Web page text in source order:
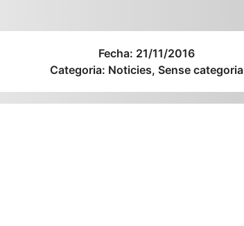
Fecha: 21/11/2016
Categoria: Noticies, Sense categoria